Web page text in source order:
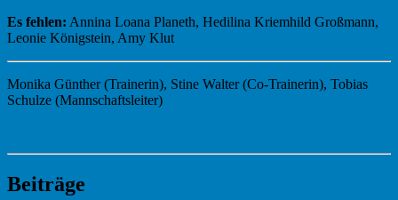
Es fehlen: Annina Loana Planeth, Hedilina Kriemhild Großmann,
Leonie Königstein, Amy Klut
Monika Günther (Trainerin), Stine Walter (Co-Trainerin), Tobias
Schulze (Mannschaftsleiter)
Beiträge